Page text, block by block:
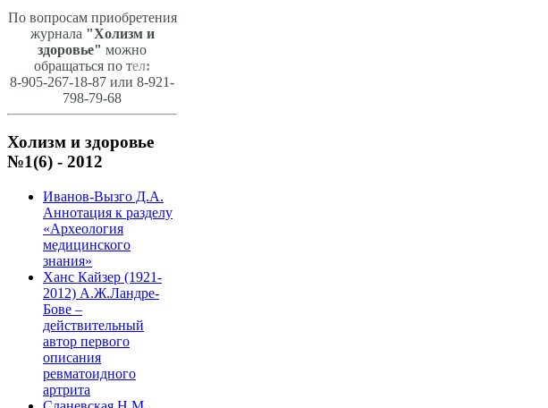
По вопросам приобретения
журнала "Холизм и
здоровье" можно
обращаться по тел:
8-905-267-18-87 или 8-921-
798-79-68
Холизм и здоровье
№1(6) - 2012
Иванов-Вызго Д.А.
Аннотация к разделу
«Археология
медицинского
знания»
Ханс Кайзер (1921-
2012) А.Ж.Ландре-
Бове –
действительный
автор первого
описания
ревматоидного
артрита